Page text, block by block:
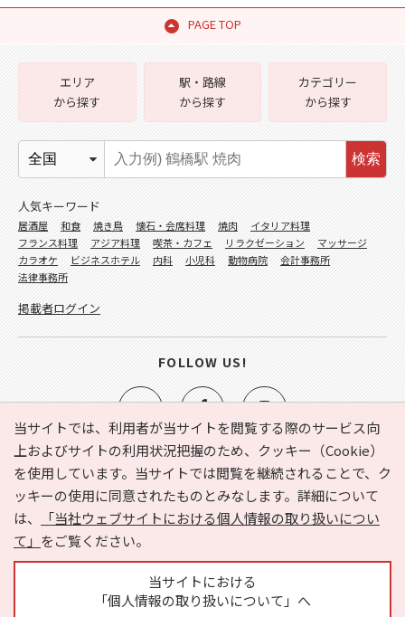
PAGE TOP
当サイトでは、利用者が当サイトを閲覧する際のサービス向
上およびサイトの利用状況把握のため、クッキー（Cookie）
を使用しています。当サイトでは閲覧を継続されることで、ク
ッキーの使用に同意されたものとみなします。詳細について
は、
「当社ウェブサイトにおける個人情報の取り扱いについ
て」 をご覧ください。
当サイトにおける
「個人情報の取り扱いについて」へ
e-NAVITA（イーナビタ）とは？ お気に入り
ヘルプ
利用規約
個人情報の取り扱いについて
運営会社
サイトマップ
広告掲載に関するお問い合わせ
エリア
から探す
駅・路線
から探す
カテゴリー
から探す
検索
人気キーワード
居酒屋 和食 焼き鳥 懐石・会席料理 焼肉
イタリア料理
フランス料理
アジア料理 喫茶・カフェ リラクゼーション
マッサージ
カラオケ
ビジネスホテル 内科 小児科 動物病院
会計事務所
法律事務所
掲載者ログイン
FOLLOW US!